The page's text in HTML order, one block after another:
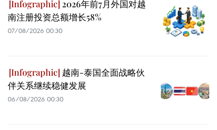
2026年前7月外国对越
南注册投资总额增长58%
07/08/2026 00:30
越南-泰国全面战略伙
伴关系继续稳健发展
06/08/2026 00:30